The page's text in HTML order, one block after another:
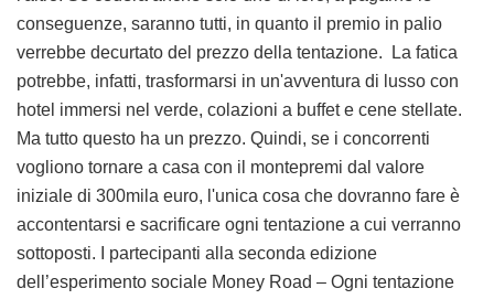
conseguenze, saranno tutti, in quanto il premio in palio
verrebbe decurtato del prezzo della tentazione. La fatica
potrebbe, infatti, trasformarsi in un'avventura di lusso con
hotel immersi nel verde, colazioni a buffet e cene stellate.
Ma tutto questo ha un prezzo. Quindi, se i concorrenti
vogliono tornare a casa con il montepremi dal valore
iniziale di 300mila euro, l'unica cosa che dovranno fare è
accontentarsi e sacrificare ogni tentazione a cui verranno
sottoposti. I partecipanti alla seconda edizione
dell’esperimento sociale Money Road – Ogni tentazione